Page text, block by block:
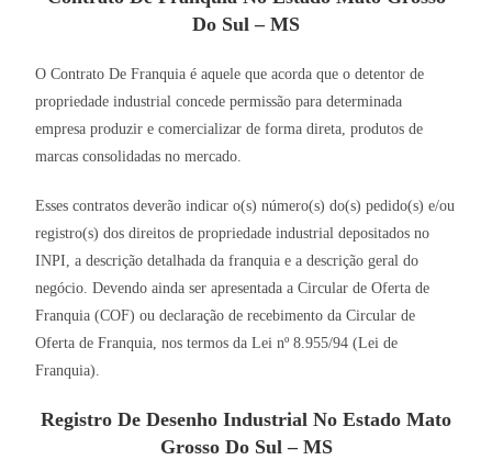
Do Sul – MS
O Contrato De Franquia é aquele que acorda que o detentor de
propriedade industrial concede permissão para determinada
empresa produzir e comercializar de forma direta, produtos de
marcas consolidadas no mercado.
Esses contratos deverão indicar o(s) número(s) do(s) pedido(s) e/ou
registro(s) dos direitos de propriedade industrial depositados no
INPI, a descrição detalhada da franquia e a descrição geral do
negócio. Devendo ainda ser apresentada a Circular de Oferta de
Franquia (COF) ou declaração de recebimento da Circular de
Oferta de Franquia, nos termos da Lei nº 8.955/94 (Lei de
Franquia).
Registro De Desenho Industrial No Estado Mato
Grosso Do Sul – MS